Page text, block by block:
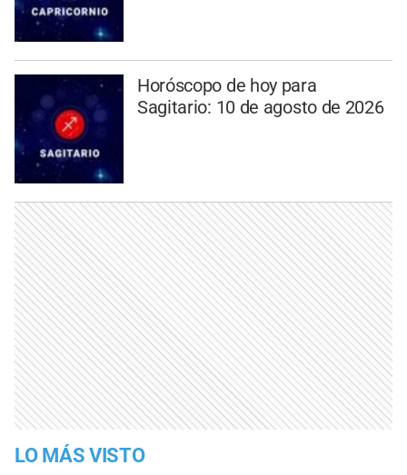
Horóscopo de hoy para
Sagitario: 10 de agosto de 2026
LO MÁS VISTO